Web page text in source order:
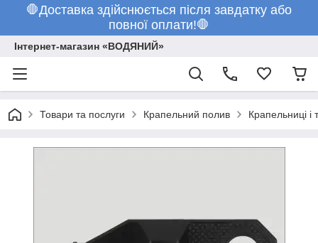
🛑Доставка здійснюється після завдатку або
повної оплати!🛑
Інтернет-магазин «ВОДЯНИЙ»
Товари та послуги Крапельний полив Крапельниці